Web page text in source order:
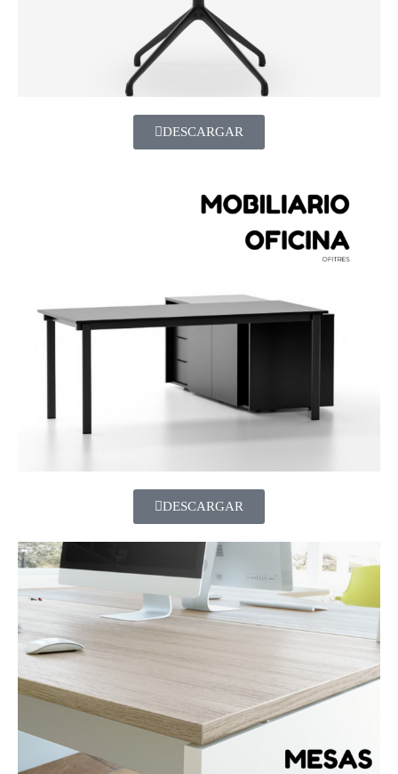
DESCARGAR
DESCARGAR